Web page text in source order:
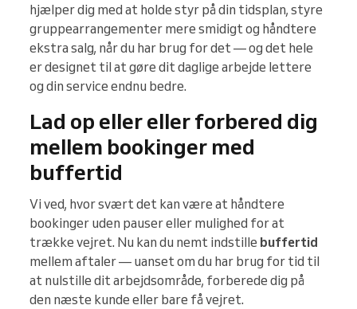
hjælper dig med at holde styr på din tidsplan, styre
gruppearrangementer mere smidigt og håndtere
ekstra salg, når du har brug for det — og det hele
er designet til at gøre dit daglige arbejde lettere
og din service endnu bedre.
Lad op eller eller forbered dig
mellem bookinger med
buffertid
Vi ved, hvor svært det kan være at håndtere
bookinger uden pauser eller mulighed for at
trække vejret. Nu kan du nemt indstille buffertid
mellem aftaler — uanset om du har brug for tid til
at nulstille dit arbejdsområde, forberede dig på
den næste kunde eller bare få vejret.